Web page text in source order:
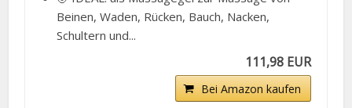
Beinen, Waden, Rücken, Bauch, Nacken,
Schultern und...
111,98 EUR
Bei Amazon kaufen